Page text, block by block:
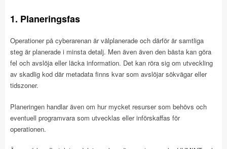
1. Planeringsfas
Operationer på cyberarenan är välplanerade och därför är samtliga
steg är planerade i minsta detalj. Men även även den bästa kan göra
fel och avslöja eller läcka information. Det kan röra sig om utveckling
av skadlig kod där metadata finns kvar som avslöjar sökvägar eller
tidszoner.
Planeringen handlar även om hur mycket resurser som behövs och
eventuell programvara som utvecklas eller införskaffas för
operationen.